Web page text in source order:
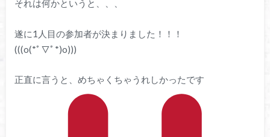
それは何かというと、、、
遂に1人目の参加者が決まりました！！！
(((o(*ﾟ▽ﾟ*)o)))
正直に言うと、めちゃくちゃうれしかったです